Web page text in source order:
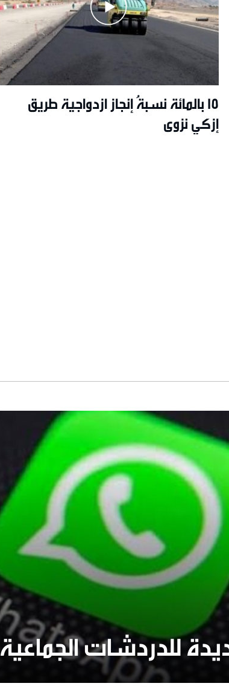
15 بالمائة نسبةُ إنجاز ازدواجية طريق
إزكي نزوى
للدردشات الجماعية